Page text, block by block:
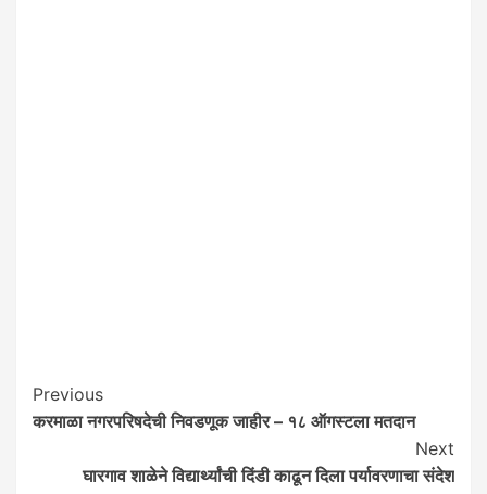
Post
Navigation
Previous
करमाळा नगरपरिषदेची निवडणूक जाहीर – १८ ऑगस्टला मतदान
Next
घारगाव शाळेने विद्यार्थ्यांची दिंडी काढून दिला पर्यावरणाचा संदेश